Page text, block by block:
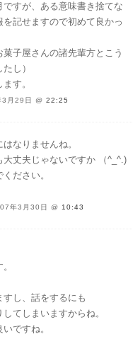
すが、ある意味書き捨てな
記せますので初めて良かっ
菓子屋さんの諸先輩方とこう
し）
す。
月29日 @22:25
なりませんね。
丈夫じゃないですか （^_^.)
ださい。
年3月30日 @ 10:43
し、話をするにも
てしまいますからね。
ですね。